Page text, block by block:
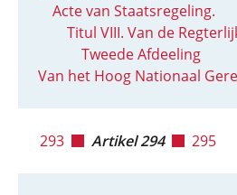
Acte van Staatsregeling.
Titul VIII. Van de
Tweede Afdeeling
Van het Hoog Nationaal
293 Artikel 294 295